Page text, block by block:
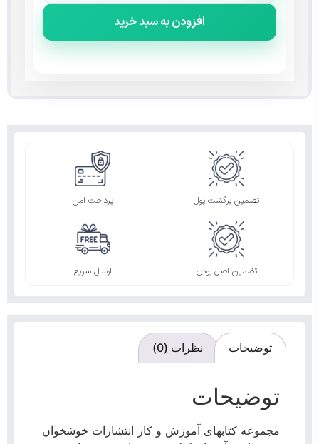
افزودن به سبد خرید
تضمین برگشت پول پرداخت امن
تضمین اصل بودن ارسال سریع
توضیحات نظرات (0)
توضیحات
مجموعه کتابهای آموزش و کار انتشارات خوشخوان